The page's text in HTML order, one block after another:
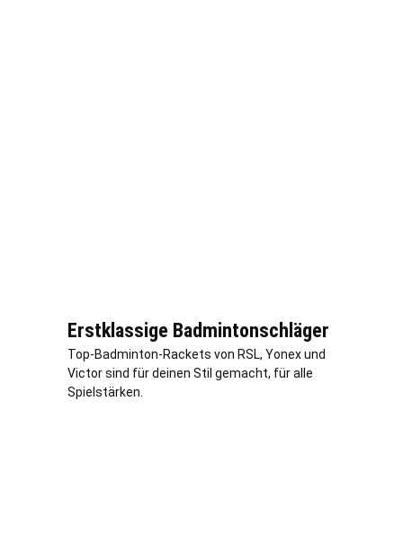
Erstklassige Badmintonschläger
Top-Badminton-Rackets von RSL, Yonex und
Victor sind für deinen Stil gemacht, für alle
Spielstärken.